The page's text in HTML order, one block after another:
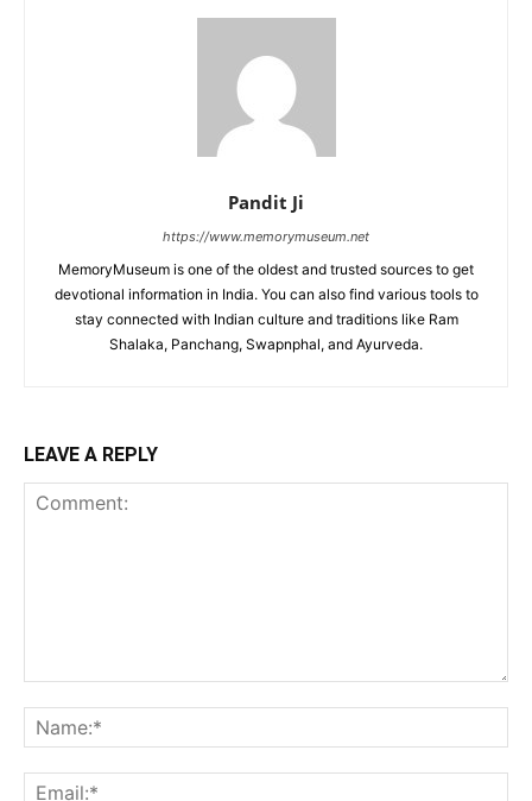
Pandit Ji
https://www.memorymuseum.net
MemoryMuseum is one of the oldest and trusted sources to get
devotional information in India. You can also find various tools to
stay connected with Indian culture and traditions like Ram
Shalaka, Panchang, Swapnphal, and Ayurveda.
LEAVE A REPLY